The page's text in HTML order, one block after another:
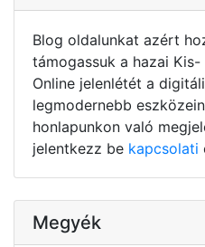
Blog oldalunkat azért
támogassuk a hazai
Online jelenlétét a
legmodernebb
honlapunkon való
jelentkezz be kapcsolati
Megyék